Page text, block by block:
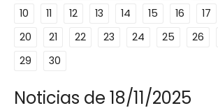
10
11 12 13 14 15 16 17
20
21 22 23 24 25 26
29
30
Noticias de 18/11/2025